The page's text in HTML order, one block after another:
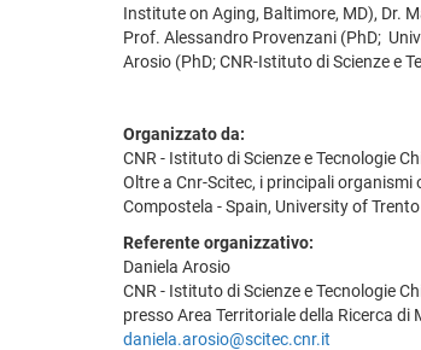
Institute on Aging, Baltimore, MD), Dr.
Prof. Alessandro Provenzani (PhD;
Arosio (PhD; CNR-Istituto di Scienze e
Organizzato da:
CNR - Istituto di Scienze e Tecnologie
Oltre a Cnr-Scitec, i principali
Compostela - Spain, University of
Referente organizzativo:
Daniela Arosio
CNR - Istituto di Scienze e Tecnologie
presso Area Territoriale della Ricerca
daniela.arosio@scitec.cnr.it